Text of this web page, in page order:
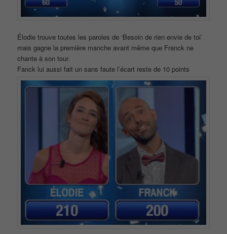
Élodie trouve toutes les paroles de ‘Besoin de rien envie de toi’
mais gagne la première manche avant même que Franck ne
chante à son tour.
Fanck lui aussi fait un sans faute l’écart reste de 10 points